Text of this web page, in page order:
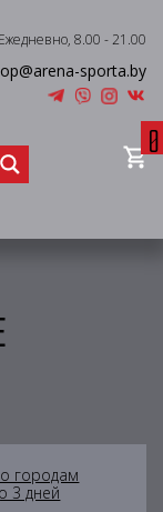
Ежедневно, 8.00 - 21.00
sporta.by
0
городам
3 дней